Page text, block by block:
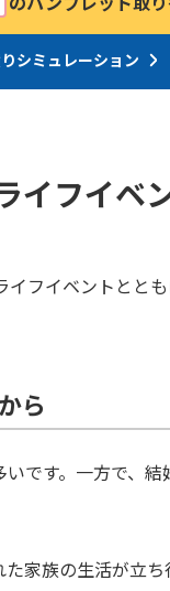
シミュレーション
イフイベ
フイベントとと
ら
です。一方で、
家族の生活が立